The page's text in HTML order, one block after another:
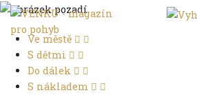
Ve městě
S dětmi
Do dálek
S nákladem